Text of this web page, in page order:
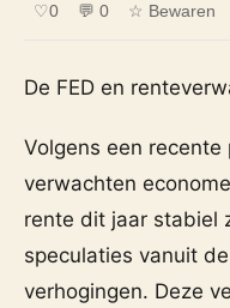
♡0 💬 0 ☆ Bewaren
De FED en
Volgens een recente
verwachten
rente dit jaar stabiel
speculaties vanuit
verhogingen. Deze